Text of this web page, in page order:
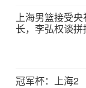
上海男篮接受
长，李弘权谈拼
冠军杯：上海2